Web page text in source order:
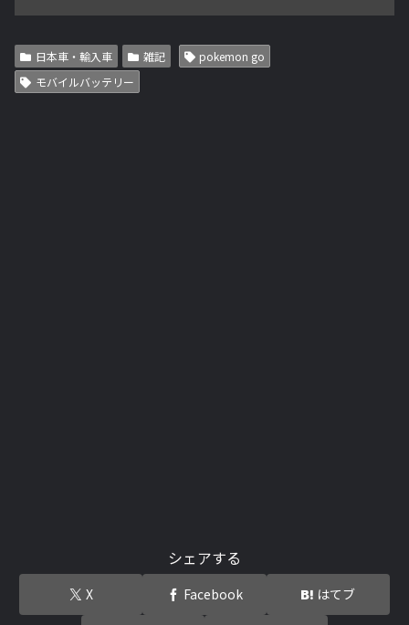
日本車・輸入車 雑記
pokemon go
モバイルバッテリー
シェアする
X Facebook はてブ